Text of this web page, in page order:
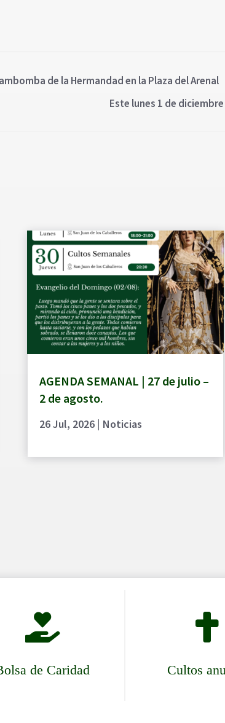
de la Hermandad en la Plaza del Arenal
Este lunes 1 de
AGENDA SEMANAL | 27 de julio –
2 de agosto.
26 Jul, 2026| Noticias

de Caridad

Cultos